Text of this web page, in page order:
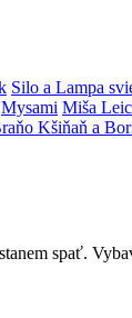
Silo a Lampa
Mysami Miša
Kšiňaň a
spať.